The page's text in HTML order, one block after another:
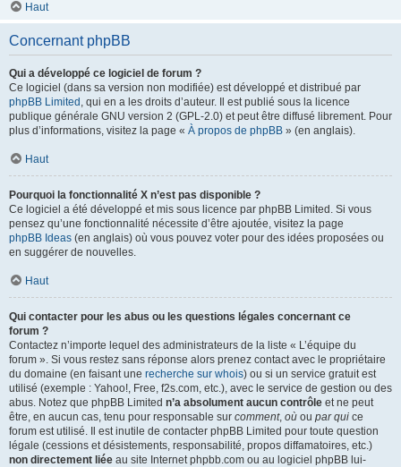
Haut
Concernant phpBB
Qui a développé ce logiciel de forum ?
Ce logiciel (dans sa version non modifiée) est développé et distribué par
phpBB Limited , qui en a les droits d’auteur. Il est publié sous la licence
publique générale GNU version 2 (GPL-2.0) et peut être diffusé librement. Pour
plus d’informations, visitez la page « À propos de phpBB » (en anglais).
Haut
Pourquoi la fonctionnalité X n’est pas disponible ?
Ce logiciel a été développé et mis sous licence par phpBB Limited. Si vous
pensez qu’une fonctionnalité nécessite d’être ajoutée, visitez la page
phpBB Ideas (en anglais) où vous pouvez voter pour des idées proposées ou
en suggérer de nouvelles.
Haut
Qui contacter pour les abus ou les questions légales concernant ce
forum ?
Contactez n’importe lequel des administrateurs de la liste « L’équipe du
forum ». Si vous restez sans réponse alors prenez contact avec le propriétaire
du domaine (en faisant une recherche sur whois) ou si un service gratuit est
utilisé (exemple : Yahoo!, Free, f2s.com, etc.), avec le service de gestion ou des
abus. Notez que phpBB Limited n’a absolument aucun contrôle et ne peut
être, en aucun cas, tenu pour responsable sur comment, où ou par qui ce
forum est utilisé. Il est inutile de contacter phpBB Limited pour toute question
légale (cessions et désistements, responsabilité, propos diffamatoires, etc.)
non directement liée au site Internet phpbb.com ou au logiciel phpBB lui-